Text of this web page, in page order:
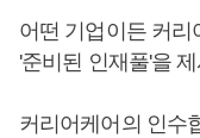
어떤 기업이든 커리
'준비된 인재풀'을
커리어케어의 인수